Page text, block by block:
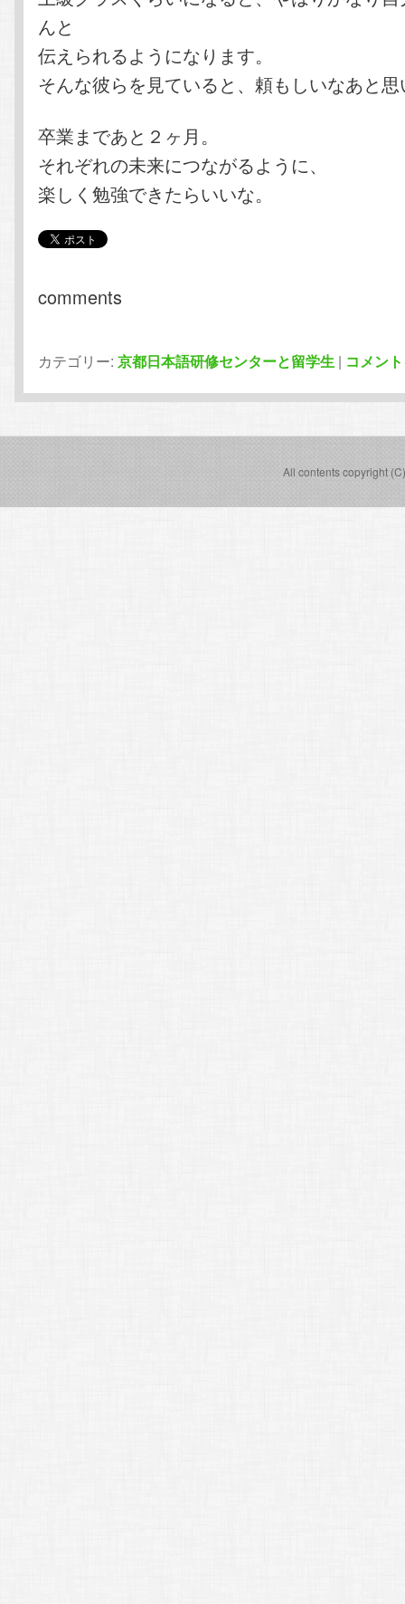
んと
伝えられるようになります。
そんな彼らを見ていると、頼もしいなあと
卒業まであと２ヶ月。
それぞれの未来につながるように、
楽しく勉強できたらいいな。
comments
カテゴリー: 京都日本語研修センターと留学生 | コメン
All contents copyright